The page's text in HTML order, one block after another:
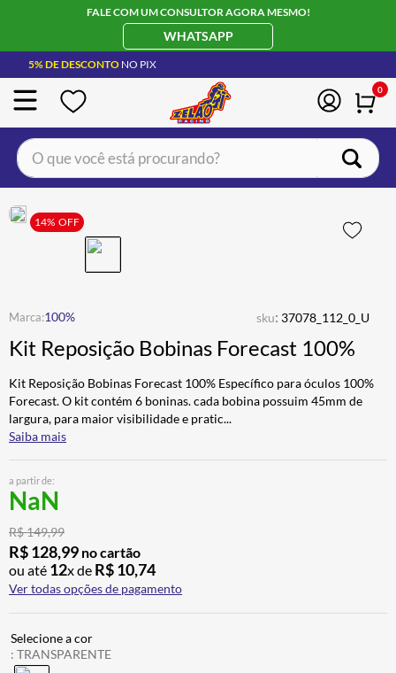
FALE COM UM CONSULTOR AGORA MESMO!
WHATSAPP
5% DE DESCONTO NO PIX
0
O que você está procurando?
14% OFF
100% sku: 37078_112_0_U
Kit Reposição Bobinas Forecast 100%
Kit Reposição Bobinas Forecast 100% Específico para óculos 100%
Forecast. O kit contém 6 boninas. cada bobina possuim 45mm de
largura, para maior visibilidade e pratic...
Saiba mais
a partir de:
NaN
R$149,99
R$128,99 no cartão
ou até 12x de R$10,74
Ver todas opções de pagamento
: TRANSPARENTE
1º CAPACETE LS2
BOTA
4º ÓCULOS SOLAR
º LUVA
6º ALPINESTAR
7º BAU
8º CALÇA
10º